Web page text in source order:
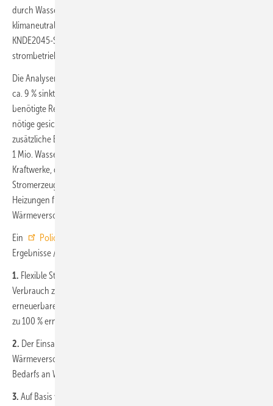
durch Wasserstoff-Heizungen statt Wärmepumpen auf das
klimaneutrale Stromsystem hat, wurden eine Sensitivität des
KNDE2045-Szenarios modelliert, in der die Anzahl der
strombetriebenen Wärmepumpen von 14 auf 13 Mio. reduziert ist.
Die Analysen zeigen, dass der Strombedarf für die Wärmepumpen um
ca. 9 % sinkt, dies aber nur geringe Auswirkungen auf die maximal
benötigte Residuallast hat. Im Vergleich zum Basisszenario sinkt die
nötige gesicherte Leistung kaum (− 0,2 GW). Dagegen steigt der
zusätzliche Bedarf an Wasserstoff stark an: Der Wasserstoffbedarf von
1 Mio. Wasserstoff-Heizungen ist ungleich höher als der der
Kraftwerke, die für 1 Mio. Wärmepumpen als Backup-Kapazität bei der
Stromerzeugung benötigt werden. Der Einsatz von 1 Mio. Wasserstoff-
Heizungen führt zu einer Verdopplung des Wasserstoffbedarfs in der
Wärmeversorgung gegenüber dem Basisszenario (+ 7,7 TWh).
Ein Policy Paper
Ergebnisse / politische Schlussfolgerungen:
1. Flexible Stromverbraucher wie Wärmepumpen können ihren
Verbrauch zumindest teilweise an der wetterabhängigen Einspeisung
erneuerbarer Energien ausrichten. Sie tragen damit zur Effizienz eines
zu 100 % erneuerbaren Stromsystems bei.
2. Der Einsatz von Wasserstoffheizungen in der dezentralen
Wärmeversorgung ist insbesondere wegen des deutlich höheren
Bedarfs an Wasserstoff ineffizient.
3. Auf Basis von erneuerbaren Energien hergestellter Wasserstoff